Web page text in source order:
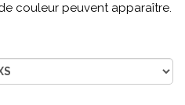
couleur peuvent apparaître.